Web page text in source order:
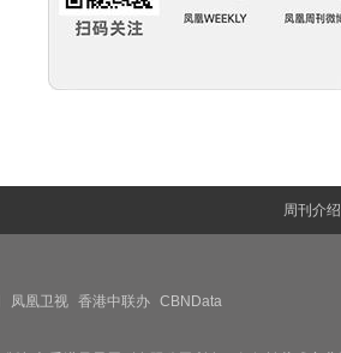
周刊介绍
凤凰卫视 香港中联办 CBNData